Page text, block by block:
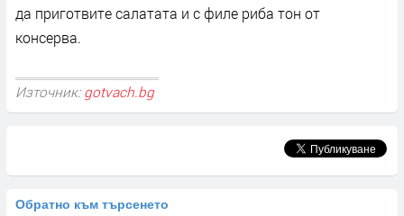
да приготвите салатата и с филе риба тон от
консерва.
Източник: gotvach.bg
Обратно към търсенето